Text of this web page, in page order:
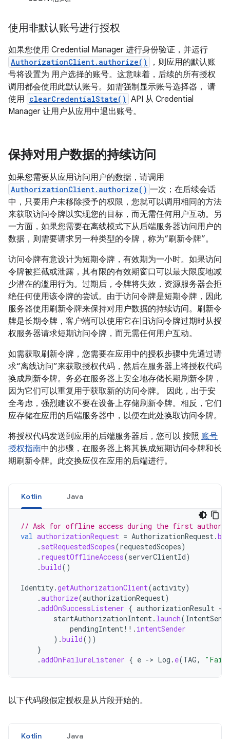
使用非默认账号进行授权
如果您使用 Credential Manager 进行身份验证，并运行
AuthorizationClient.authorize()
，则应用的默认账
号将设置为 用户选择的账号。这意味着，后续的所有授权
调用都会使用此默认账号。如需强制显示账号选择器， 请
使用 clearCredentialState() API 从 Credential
Manager 让用户从应用中退出账号。
保持对用户数据的持续访问
如果您需要从应用访问用户的数据，请调用
AuthorizationClient.authorize() 一次；在后续会话
中，只要用户未移除授予的权限，您就可以调用相同的方法
来获取访问令牌以实现您的目标，而无需任何用户互动。另
一方面，如果您需要在离线模式下从后端服务器访问用户的
数据，则需要请求另一种类型的令牌，称为“刷新令牌”。
访问令牌有意设计为短期令牌，有效期为一小时。如果访问
令牌被拦截或泄露，其有限的有效期窗口可以最大限度地减
少潜在的滥用行为。过期后，令牌将失效，资源服务器会拒
绝任何使用该令牌的尝试。由于访问令牌是短期令牌，因此
服务器使用刷新令牌来保持对用户数据的持续访问。刷新令
牌是长期令牌，客户端可以使用它在旧访问令牌过期时从授
权服务器请求短期访问令牌，而无需任何用户互动。
如需获取刷新令牌，您需要在应用中的授权步骤中先通过请
求“离线访问”来获取授权代码，然后在服务器上将授权代码
换成刷新令牌。务必在服务器上安全地存储长期刷新令牌，
因为它们可以重复用于获取新的访问令牌。 因此，出于安
全考虑，强烈建议不要在设备上存储刷新令牌。相反，它们
应存储在应用的后端服务器中，以便在此处换取访问令牌。
将授权代码发送到应用的后端服务器后，您可以 按照 账号
授权指南中的步骤，在服务器上将其换成短期访问令牌和长
期刷新令牌。此交换应仅在应用的后端进行。
Kotlin Java
// Ask for offline access during the first
val authorizationRequest = AuthorizationRequest.
. setRequestedScopes(requestedScopes)
. requestOfflineAccess(serverClientId)
.build()
Identity.getAuthorizationClient(activity)
.authorize(authorizationRequest)
.addOnSuccessListener { authorizationResult -
startAuthorizationIntent. launch(
pendingIntent!! . intentSender
).build())
}
.addOnFailureListener { e -> Log . e(TAG,
以下代码段假定授权是从片段开始的。
Kotlin Java